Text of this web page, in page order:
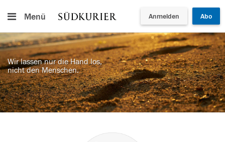
Menü Anmelden Abo
Wir lassen nur die Hand los,
nicht den Menschen.